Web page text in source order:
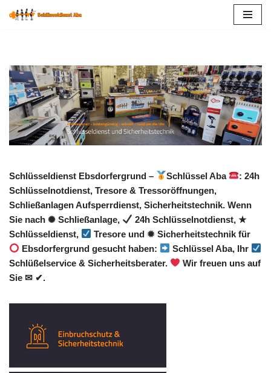
Schlüsseldienst Ebsdorfergrund – Schlüssel Aba
: 24h
Schlüsselnotdienst, Tresore & Tressoröffnungen,
Schließanlagen Aufsperrdienst, Sicherheitstechnik. Wenn
Sie nach ✺ Schließanlage,
24h Schlüsselnotdienst, ★
Schlüsseldienst,
Tresore und ✹ Sicherheitstechnik für
Ebsdorfergrund gesucht haben:
Schlüssel Aba, Ihr
Schlüßelservice & Sicherheitsberater.
Wir freuen uns auf
Sie ✉ ✔.